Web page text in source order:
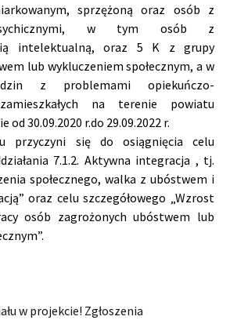
sprzężoną oraz osób z
w tym osób z
intelektualną, oraz 5 K z grupy
lub wykluczeniem społecznym, a w
z problemami opiekuńczo-
na terenie powiatu
od 30.09.2020 r.do 29.09.2022 r.
przyczyni się do osiągnięcia celu
7.1.2. Aktywna integracja , tj.
społecznego, walka z ubóstwem i
oraz celu szczegółowego „Wzrost
osób zagrożonych ubóstwem lub
w projekcie! Zgłoszenia